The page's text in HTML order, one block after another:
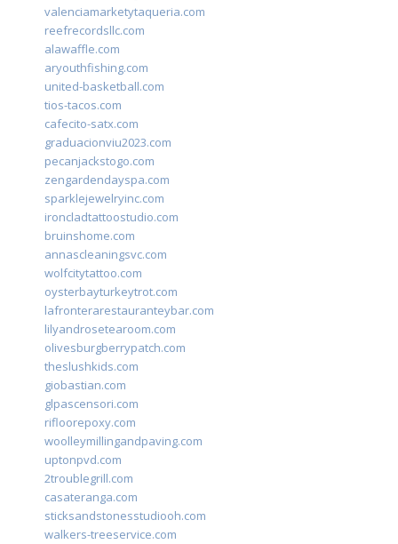
valenciamarketytaqueria.com
reefrecordsllc.com
alawaffle.com
aryouthfishing.com
united-basketball.com
tios-tacos.com
cafecito-satx.com
graduacionviu2023.com
pecanjackstogo.com
zengardendayspa.com
sparklejewelryinc.com
ironcladtattoostudio.com
bruinshome.com
annascleaningsvc.com
wolfcitytattoo.com
oysterbayturkeytrot.com
lafronterarestauranteybar.com
lilyandrosetearoom.com
olivesburgberrypatch.com
theslushkids.com
giobastian.com
glpascensori.com
rifloorepoxy.com
woolleymillingandpaving.com
uptonpvd.com
2troublegrill.com
casateranga.com
sticksandstonesstudiooh.com
walkers-treeservice.com